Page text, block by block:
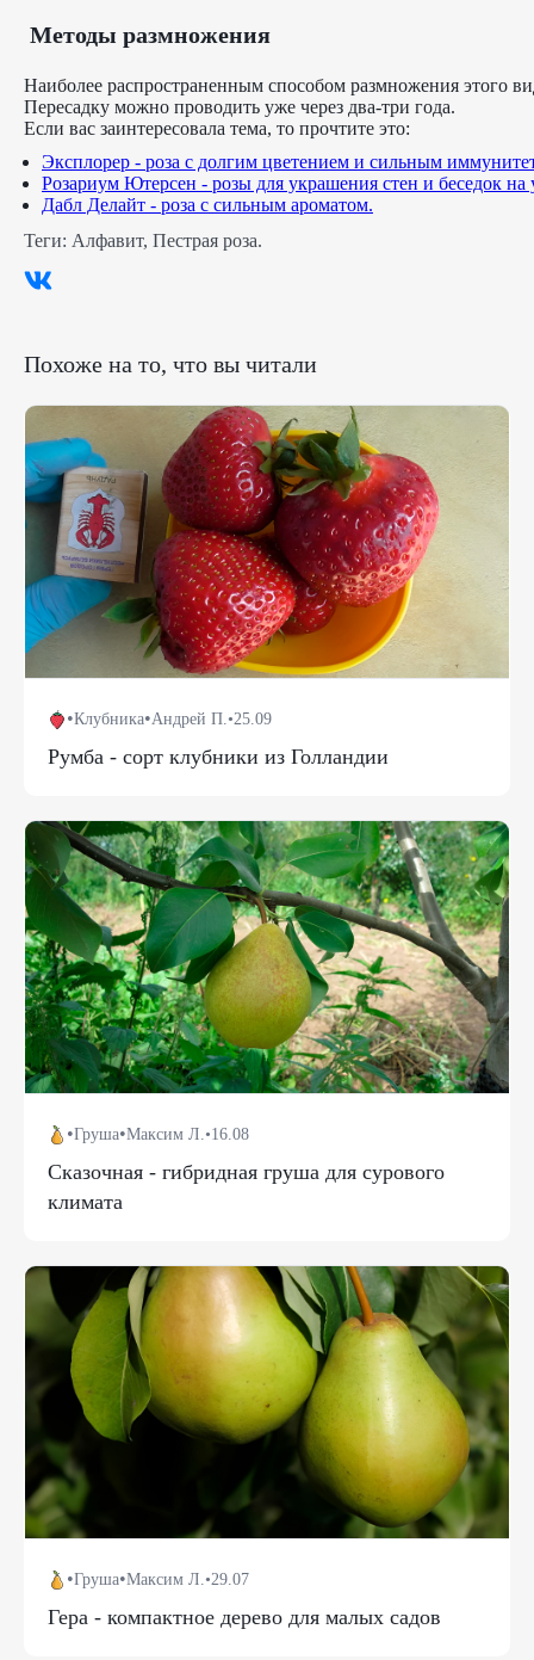
Методы размножения
Наиболее распространенным способом размножения этого
Пересадку можно проводить уже через два-три года.
Если вас заинтересовала тема, то прочтите это:
Эксплорер - роза с долгим цветением и сильным
Розариум Ютерсен - розы для украшения стен и беседок на
Дабл Делайт - роза с сильным ароматом.
Теги: Алфавит, Пестрая роза.
Похоже на то, что вы читали
•Клубника•Андрей П.•25.09
Румба - сорт клубники из Голландии
•Груша•Максим Л.•16.08
Сказочная - гибридная груша для сурового
климата
•Груша•Максим Л.•29.07
Гера - компактное дерево для малых садов